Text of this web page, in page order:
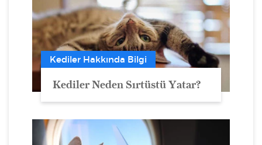
Kediler Hakkında Bilgi
Kediler Neden Sırtüstü Yatar?